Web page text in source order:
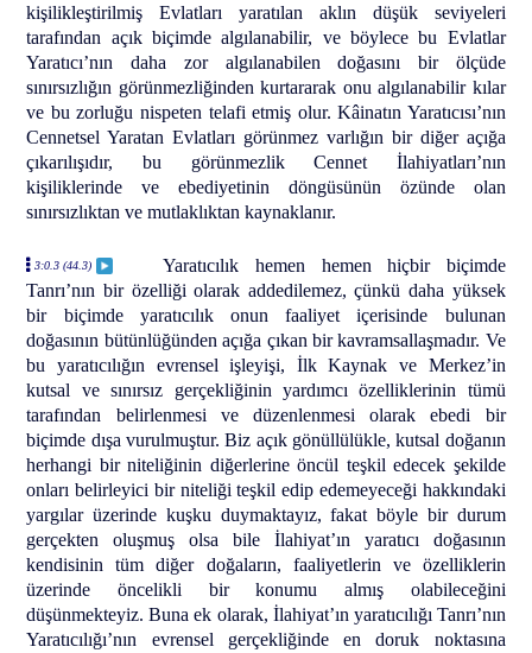
kişilikleştirilmiş Evlatları yaratılan aklın düşük seviyeleri
tarafından açık biçimde algılanabilir, ve böylece bu Evlatlar
Yaratıcı’nın daha zor algılanabilen doğasını bir ölçüde
sınırsızlığın görünmezliğinden kurtararak onu algılanabilir kılar
ve bu zorluğu nispeten telafi etmiş olur. Kâinatın Yaratıcısı’nın
Cennetsel Yaratan Evlatları görünmez varlığın bir diğer açığa
çıkarılışıdır, bu görünmezlik Cennet İlahiyatları’nın
kişiliklerinde ve ebediyetinin döngüsünün özünde olan
sınırsızlıktan ve mutlaklıktan kaynaklanır.
3:0.3 (44.3)
Yaratıcılık hemen hemen hiçbir biçimde
Tanrı’nın bir özelliği olarak addedilemez, çünkü daha yüksek
bir biçimde yaratıcılık onun faaliyet içerisinde bulunan
doğasının bütünlüğünden açığa çıkan bir kavramsallaşmadır. Ve
bu yaratıcılığın evrensel işleyişi, İlk Kaynak ve Merkez’in
kutsal ve sınırsız gerçekliğinin yardımcı özelliklerinin tümü
tarafından belirlenmesi ve düzenlenmesi olarak ebedi bir
biçimde dışa vurulmuştur. Biz açık gönüllülükle, kutsal doğanın
herhangi bir niteliğinin diğerlerine öncül teşkil edecek şekilde
onları belirleyici bir niteliği teşkil edip edemeyeceği hakkındaki
yargılar üzerinde kuşku duymaktayız, fakat böyle bir durum
gerçekten oluşmuş olsa bile İlahiyat’ın yaratıcı doğasının
kendisinin tüm diğer doğaların, faaliyetlerin ve özelliklerin
üzerinde öncelikli bir konumu almış olabileceğini
düşünmekteyiz. Buna ek olarak, İlahiyat’ın yaratıcılığı Tanrı’nın
Yaratıcılığı’nın evrensel gerçekliğinde en doruk noktasına